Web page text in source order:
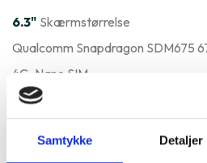
Samtykke Detaljer
6.3" Skærmstørrelse
Qualcomm Snapdragon SDM675
4G , Nano SIM
Varenummer
Motorola One